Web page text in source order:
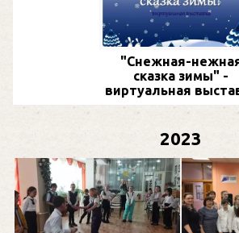
"Снежная-
сказка зимы" -
виртуальная
2023